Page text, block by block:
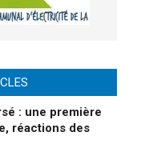
: une première
réactions des